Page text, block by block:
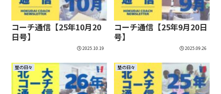
コーチ通信【25年10月20
日号】
2025.10.19
コーチ通信【25年9月20日
号】
2025.09.26
塾の日々 塾の日々